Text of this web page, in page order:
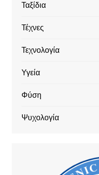
Ταξίδια
Τέχνες
Τεχνολογία
Υγεία
Φύση
Ψυχολογία